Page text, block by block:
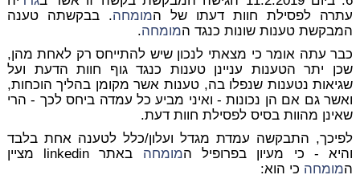
עתרה לפסילת חוות דעתו של המומחה. בבקשתה טענה
המבקשת טענות שונות כנגד המומחה.
כבר עתה אומר כי מצאתי לנכון שיש להתייחס רק לאחת מהן,
שכן יתר הטענות עניינן טענות כנגד גוף חוות הדעת ועל
שגיאות נטענות שנפלו בה, טענות אשר מקומן בהליך הוכחות,
ואשר גם אם הן נכונות - ואיני מביע כל עמדה ביחס לכך - הרי
שאינן מהוות בסיס לפסילת חוות דעת.
לפיכך, התבקשה עמדת מגדל ועלון/כלל לטענה אחת בלבד
והיא - כי מעיון בפרופיל המומחה
באתר linkedin מציין
המומחה כי הוא: